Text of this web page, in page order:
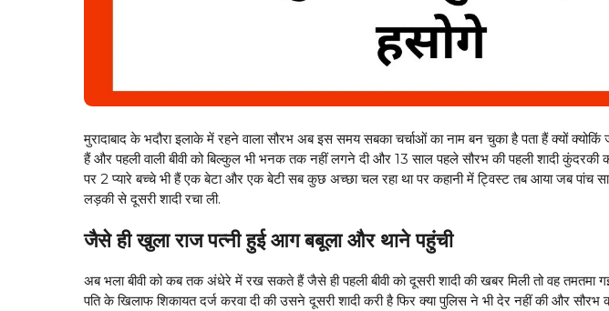
मुरादाबाद के भदौरा इलाके में रहने वाला सौरभ अब इस समय सबका चर्चाओं का नाम बन चुका है पता हैं क्यों
हैं और पहली वाली बीवी को बिल्कुल भी भनक तक नहीं लगने दी और 13 साल पहले सौरभ की पहली शादी
पर 2 प्यारे बच्चे भी हैं एक बेटा और एक बेटी सब कुछ अच्छा चल रहा था पर कहानी में ट्विस्ट तब आया जब पांच
लड़की से दूसरी शादी रचा ली.
जैसे ही खुलाराज पत्नी हुई आग बबूला और थाने पहुंची
अब भला बीवी को कब तक अंधेरे में रख सकते हैं जैसे ही पहली बीवी को दूसरी शादी की खबर मिली तो वह तमतमा
पति के खिलाफ शिकायत दर्ज करवा दी की उसने दूसरी शादी करी है फिर क्या पुलिस ने भी देर नहीं की और सौरभ